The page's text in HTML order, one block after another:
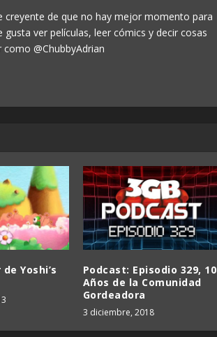
creyente de que no hay mejor momento para
ver películas, leer cómics y decir cosas
@ChubbyAdrian
Yoshi’s
Podcast: Episodio 329, 10
Años de la Comunidad
Gordeadora
3 diciembre, 2018